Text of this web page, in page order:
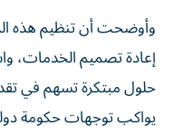
وأوضحت أن تنظيم هذه
إعادة تصميم الخدمات،
حلول مبتكرة تسهم في
يواكب توجهات حكومة دولة